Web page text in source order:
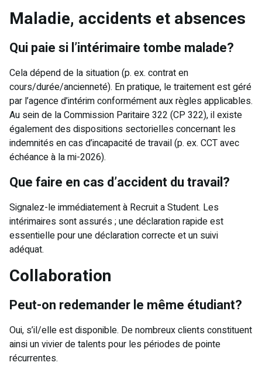
Maladie, accidents et absences
Qui paie si l’intérimaire tombe malade?
Cela dépend de la situation (p. ex. contrat en
cours/durée/ancienneté). En pratique, le traitement est géré
par l’agence d’intérim conformément aux règles applicables.
Au sein de la Commission Paritaire 322 (CP 322), il existe
également des dispositions sectorielles concernant les
indemnités en cas d’incapacité de travail (p. ex. CCT avec
échéance à la mi-2026).
Que faire en cas d’accident du travail?
Signalez-le immédiatement à Recruit a Student. Les
intérimaires sont assurés ; une déclaration rapide est
essentielle pour une déclaration correcte et un suivi
adéquat.
Collaboration
Peut-on redemander le même étudiant?
Oui, s’il/elle est disponible. De nombreux clients constituent
ainsi un vivier de talents pour les périodes de pointe
récurrentes.